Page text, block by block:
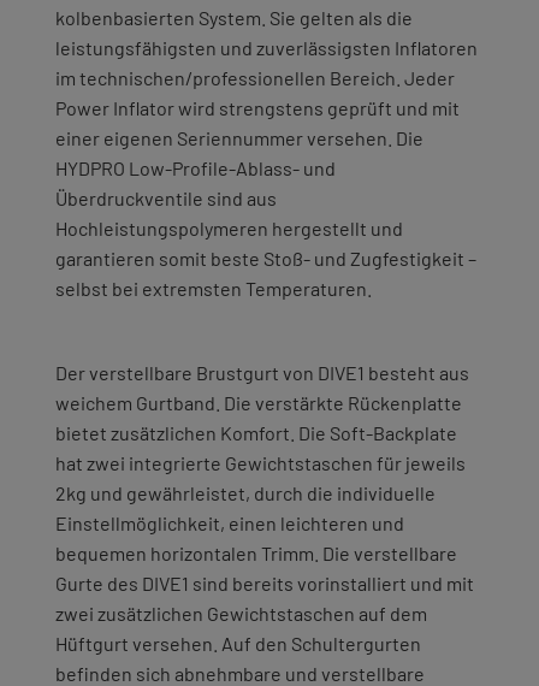
kolbenbasierten System. Sie gelten als die
leistungsfähigsten und zuverlässigsten Inflatoren
im technischen/professionellen Bereich. Jeder
Power Inflator wird strengstens geprüft und mit
einer eigenen Seriennummer versehen. Die
HYDPRO Low-Profile-Ablass- und
Überdruckventile sind aus
Hochleistungspolymeren hergestellt und
garantieren somit beste Stoß- und Zugfestigkeit –
selbst bei extremsten Temperaturen.
Der verstellbare Brustgurt von DIVE1 besteht aus
weichem Gurtband. Die verstärkte Rückenplatte
bietet zusätzlichen Komfort. Die Soft-Backplate
hat zwei integrierte Gewichtstaschen für jeweils
2kg und gewährleistet, durch die individuelle
Einstellmöglichkeit, einen leichteren und
bequemen horizontalen Trimm. Die verstellbare
Gurte des DIVE1 sind bereits vorinstalliert und mit
zwei zusätzlichen Gewichtstaschen auf dem
Hüftgurt versehen. Auf den Schultergurten
befinden sich abnehmbare und verstellbare